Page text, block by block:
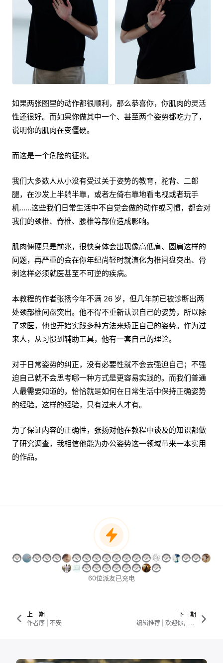
如果两张图里的动作都很顺利，那么恭喜你，你肌肉的灵活
性还很好。而如果你做其中一个、甚至两个姿势都吃力了，
说明你的肌肉在变僵硬。
而这是一个危险的征兆。
我们大多数人从小没有受过关于姿势的教育，驼背、二郎
腿，在沙发上半躺半靠，或者左倚右靠地看电视或者玩手
机……这些我们日常生活中不自觉会做的动作或习惯，都会对
我们的颈椎、脊椎、腰椎等部位造成影响。
肌肉僵硬只是前兆，很快身体会出现像高低肩、圆肩这样的
问题，再严重的会在你年纪尚轻时就演化为椎间盘突出、骨
刺这样必须就医甚至不可逆的疾病。
本教程的作者张扬今年不满 26 岁，但几年前已被诊断出两
处颈部椎间盘突出。他不得不重新认识自己的姿势，所以除
了求医，他也开始实践多种方法来矫正自己的姿势。作为过
来人，从习惯到辅助工具，他有一套自己的理论。
对于日常姿势的纠正，没有必要性就不会去强迫自己；不强
迫自己就不会思考哪一种方式是更容易实践的。而我们普通
人最需要知道的，恰恰就是如何在日常生活中保持正确姿势
的经验。这样的经验，只有过来人才有。
为了保证内容的正确性，张扬对他在教程中谈及的知识都做
了研究调查，我相信他能为办公姿势这一领域带来一本实用
的作品。
60位派友已充电
上一期
作者序 | 不安
下一期
编辑推荐 | 欢迎你，来和我们一起保证正确的坐姿